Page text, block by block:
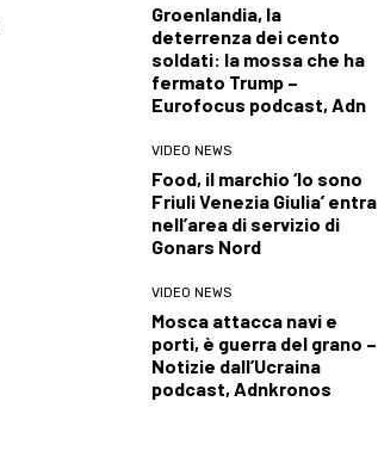
Groenlandia, la
deterrenza dei cento
soldati: la mossa che ha
fermato Trump –
Eurofocus podcast, Adn
VIDEO NEWS
Food, il marchio ‘Io sono
Friuli Venezia Giulia’ entra
nell’area di servizio di
Gonars Nord
VIDEO NEWS
Mosca attacca navi e
porti, è guerra del grano –
Notizie dall’Ucraina
podcast, Adnkronos